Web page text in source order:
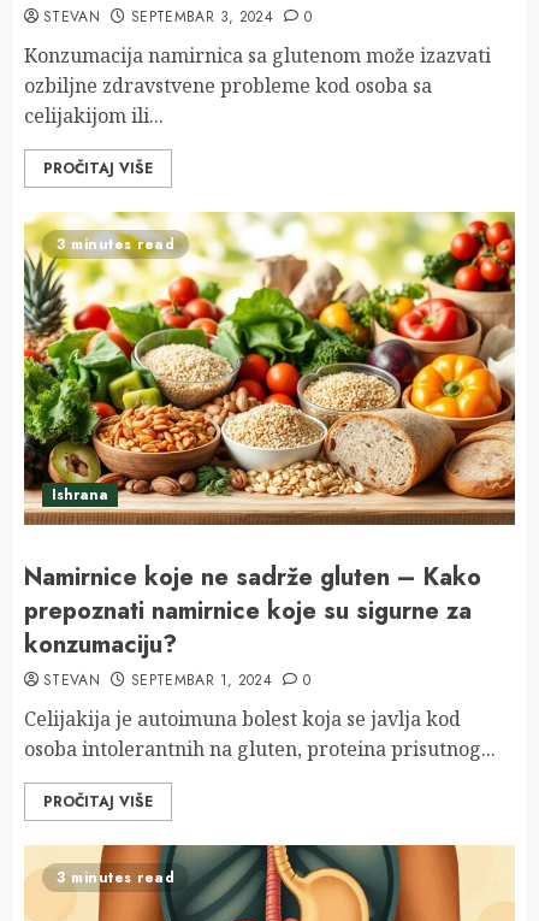
STEVAN SEPTEMBAR 3, 2024 0
Konzumacija namirnica sa glutenom može izazvati
ozbiljne zdravstvene probleme kod osoba sa
celijakijom ili...
PROČITAJ VIŠE
3 minutes read
Ishrana
Namirnice koje ne sadrže gluten – Kako
prepoznati namirnice koje su sigurne za
konzumaciju?
STEVAN SEPTEMBAR 1, 2024 0
Celijakija je autoimuna bolest koja se javlja kod
osoba intolerantnih na gluten, proteina prisutnog...
PROČITAJ VIŠE
3 minutes read